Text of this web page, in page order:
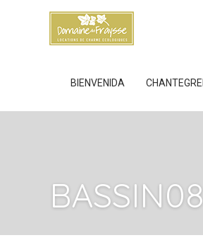
BIENVENIDA CHANTEGREL
BASSIN08